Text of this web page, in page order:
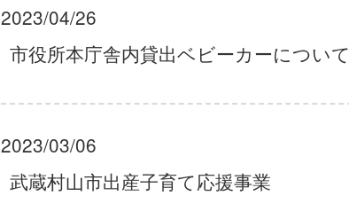
2023/04/26
市役所本庁舎内貸出ベビーカーについて
2023/03/06
武蔵村山市出産子育て応援事業